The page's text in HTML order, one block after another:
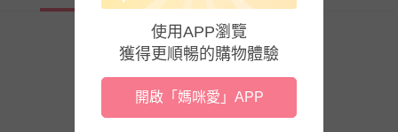
使用APP瀏覽
獲得更順暢的購物體驗
開啟「媽咪愛」APP